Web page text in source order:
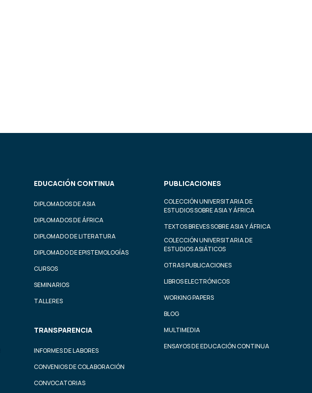
EDUCACIÓN CONTINUA
DIPLOMADOS DE ASIA
DIPLOMADOS DE ÁFRICA
DIPLOMADO DE LITERATURA
DIPLOMADO DE EPISTEMOLOGÍAS
CURSOS
SEMINARIOS
TALLERES
TRANSPARENCIA
INFORMES DE LABORES
CONVENIOS DE COLABORACIÓN
CONVOCATORIAS
PUBLICACIONES
COLECCIÓN UNIVERSITARIA DE
ESTUDIOS SOBRE ASIA Y ÁFRICA
TEXTOS BREVES SOBRE ASIA Y ÁFRICA
COLECCIÓN UNIVERSITARIA DE
ESTUDIOS ASIÁTICOS
OTRAS PUBLICACIONES
LIBROS ELECTRÓNICOS
WORKING PAPERS
BLOG
MULTIMEDIA
ENSAYOS DE EDUCACIÓN CONTINUA